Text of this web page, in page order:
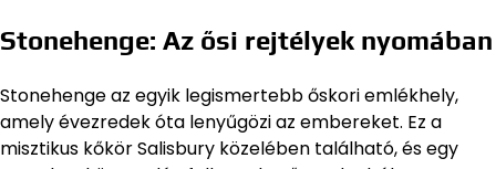
Stonehenge: Az ősi rejtélyek nyomában
Stonehenge az egyik legismertebb őskori emlékhely,
amely évezredek óta lenyűgözi az embereket. Ez a
misztikus kőkör Salisbury közelében található, és egy